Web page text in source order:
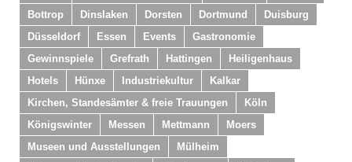
Bottrop
Dinslaken Dorsten Dortmund
Duisburg
Düsseldorf
Essen Events
Gastronomie
Gewinnspiele
Grefrath Hattingen
Heiligenhaus
Hotels
Hünxe Industriekultur
Kalkar
Kirchen, Standesämter & freie Trauungen
Köln
Königswinter
Messen Mettmann
Moers
Museen und Ausstellungen
Mülheim